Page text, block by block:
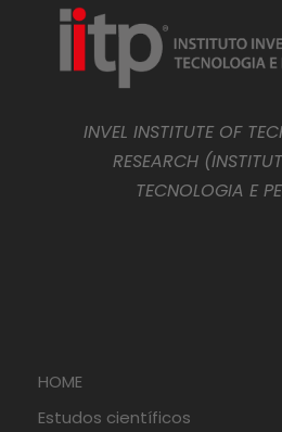
INVEL INSTITUTE OF
RESEARCH
TECNOLOGIA E
HOME
Estudos científicos